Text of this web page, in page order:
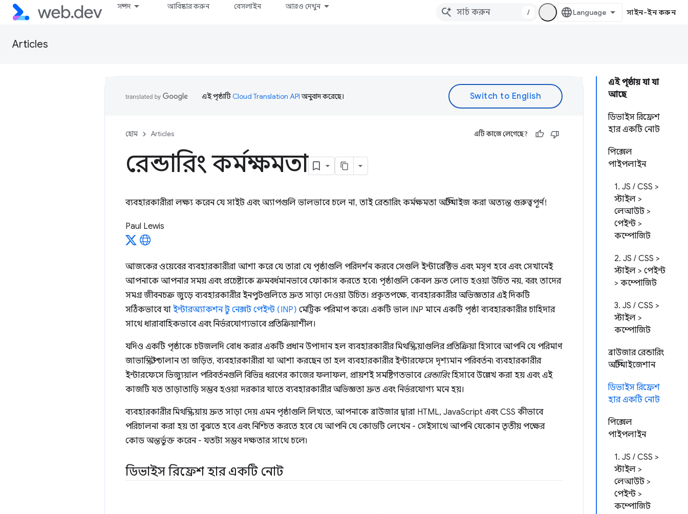
সম্পদ আবিষ্কার করুন বেসলাইন আরও দেখুন
/ সাইন-ইন করুন
Articles
এই পৃষ্ঠায় যা যা
আছে
ডিভাইস রিফ্রেশ
হার একটি নোট
পিক্সেল
পাইপলাইন
1. JS / CSS >
স্টাইল >
লেআউট >
পেইন্ট >
কম্পোজিট
2. JS / CSS >
স্টাইল > পেইন্ট
> কম্পোজিট
3. JS / CSS >
স্টাইল >
কম্পোজিট
ব্রাউজার রেন্ডারিং
অপ্টিমাইজেশান
ডিভাইস রিফ্রেশ
হার একটি নোট
পিক্সেল
পাইপলাইন
1. JS / CSS >
স্টাইল >
লেআউট >
পেইন্ট >
কম্পোজিট
এই পৃষ্ঠাটিCloud Translation APIঅনুবাদ করেছে।
হোম Articles এটি কাজে লেগেছে?
রেন্ডারিং কর্মক্ষমতা
ব্যবহারকারীরা লক্ষ্য করেন যে সাইট এবং অ্যাপগুলি ভালভাবে চলে না, তাই রেন্ডারিং কর্মক্ষমতা অপ্টিমাইজ করা অত্যন্ত গুরুত্বপূর্ণ!
Paul Lewis
আজকের ওয়েবের ব্যবহারকারীরা আশা করে যে তারা যে পৃষ্ঠাগুলি পরিদর্শন করবে সেগুলি ইন্টারেক্টিভ এবং মসৃণ হবে এবং সেখানেই
আপনাকে আপনার সময় এবং প্রচেষ্টাকে ক্রমবর্ধমানভাবে ফোকাস করতে হবে৷ পৃষ্ঠাগুলি কেবল দ্রুত লোড হওয়া উচিত নয়, বরং তাদের
সমগ্র জীবনচক্র জুড়ে ব্যবহারকারীর ইনপুটগুলিতে দ্রুত সাড়া দেওয়া উচিত। প্রকৃতপক্ষে, ব্যবহারকারীর অভিজ্ঞতার এই দিকটি
সঠিকভাবে যা ইন্টারঅ্যাকশন টু নেক্সট পেইন্ট (INP) মেট্রিক পরিমাপ করে। একটি ভাল INP মানে একটি পৃষ্ঠা ব্যবহারকারীর চাহিদার
সাথে ধারাবাহিকভাবে এবং নির্ভরযোগ্যভাবে প্রতিক্রিয়াশীল।
যদিও একটি পৃষ্ঠাকে চটজলদি বোধ করার একটি প্রধান উপাদান হল ব্যবহারকারীর মিথস্ক্রিয়াগুলির প্রতিক্রিয়া হিসাবে আপনি যে পরিমাণ
জাভাস্ক্রিপ্ট চালান তা জড়িত, ব্যবহারকারীরা যা আশা করছেন তা হল ব্যবহারকারীর ইন্টারফেসে দৃশ্যমান পরিবর্তন৷ ব্যবহারকারীর
ইন্টারফেসে ভিজ্যুয়াল পরিবর্তনগুলি বিভিন্ন ধরণের কাজের ফলাফল, প্রায়শই সমষ্টিগতভাবে রেন্ডারিংহিসাবে উল্লেখ করা হয় এবং এই
কাজটি যত তাড়াতাড়ি সম্ভব হওয়া দরকার যাতে ব্যবহারকারীর অভিজ্ঞতা দ্রুত এবং নির্ভরযোগ্য মনে হয়।
ব্যবহারকারীর মিথস্ক্রিয়ায় দ্রুত সাড়া দেয় এমন পৃষ্ঠাগুলি লিখতে, আপনাকে ব্রাউজার দ্বারা HTML, JavaScript এবং CSS কীভাবে
পরিচালনা করা হয় তা বুঝতে হবে এবং নিশ্চিত করতে হবে যে আপনি যে কোডটি লেখেন - সেইসাথে আপনি যেকোন তৃতীয় পক্ষের
কোড অন্তর্ভুক্ত করেন - যতটা সম্ভব দক্ষতার সাথে চলে৷
ডিভাইস রিফ্রেশ হার একটি নোট